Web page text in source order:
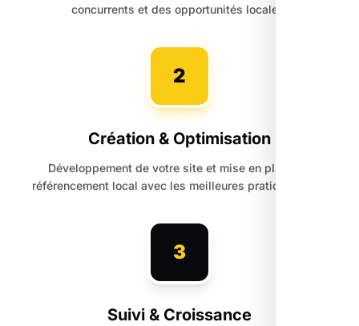
concurrents et des opportunités locales.
2
Création & Optimisation
Développement de votre site et mise en place du
référencement local avec les meilleures pratiques SEO.
3
Suivi & Croissance